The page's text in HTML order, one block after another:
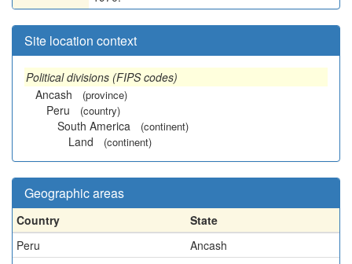
Site location context
Political divisions (FIPS codes)
Ancash
(province)
Peru (country)
South America (continent)
Land (continent)
Geographic areas
Country
State
Peru
Ancash